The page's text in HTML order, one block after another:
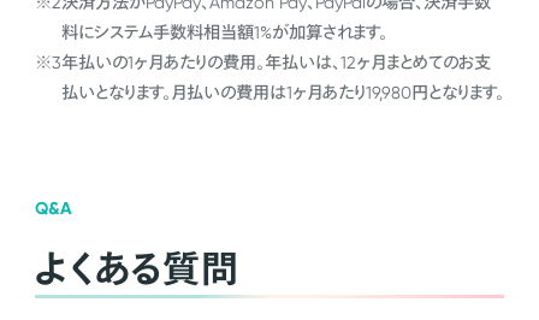
料にシステム手数料相当額1%が加算されます。
※3年払いの1ヶ月あたりの費用。年払いは、12ヶ月まとめてのお支
払いとなります。月払いの費用は1ヶ月あたり19,980円となります。
Q&A
よくある質問